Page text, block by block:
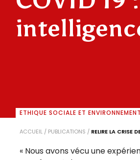
ETHIQUE SOCIALE ET
ACCUEIL / PUBLICATIONS / RELIRE LA CRISE
« Nous avons vécu une